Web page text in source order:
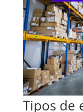
Tipos de